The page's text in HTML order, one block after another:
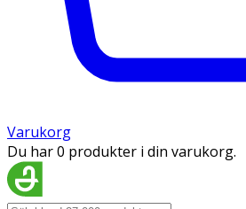
Varukorg
Du har 0 produkter i din varukorg.